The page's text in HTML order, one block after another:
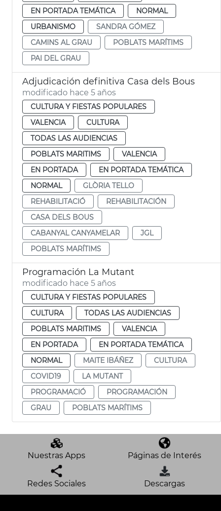
EN PORTADA TEMÁTICA
NORMAL
URBANISMO
SANDRA GÓMEZ
CAMINS AL GRAU
POBLATS MARÍTIMS
PAI DEL GRAU
Adjudicación definitiva Casa dels Bous
modificado hace 5 años
CULTURA Y FIESTAS POPULARES
VALENCIA
CULTURA
TODAS LAS AUDIENCIAS
POBLATS MARITIMS
VALENCIA
EN PORTADA
EN PORTADA TEMÁTICA
NORMAL
GLÒRIA TELLO
REHABILITACIÓ
REHABILITACIÓN
CASA DELS BOUS
CABANYAL CANYAMELAR
JGL
POBLATS MARÍTIMS
Programación La Mutant
modificado hace 5 años
CULTURA Y FIESTAS POPULARES
CULTURA
TODAS LAS AUDIENCIAS
POBLATS MARITIMS
VALENCIA
EN PORTADA
EN PORTADA TEMÁTICA
NORMAL
MAITE IBÁÑEZ
CULTURA
COVID19
LA MUTANT
PROGRAMACIÓ
PROGRAMACIÓN
GRAU
POBLATS MARÍTIMS
Nuestras Apps Páginas de Interés
Redes Sociales Descargas